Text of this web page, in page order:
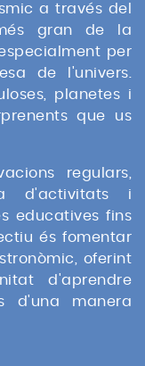
a través del
gran de la
per
de l'univers.
planetes i
que us
regulars,
d'activitats i
educatives fins
és fomentar
oferint
d'aprendre
d'una manera